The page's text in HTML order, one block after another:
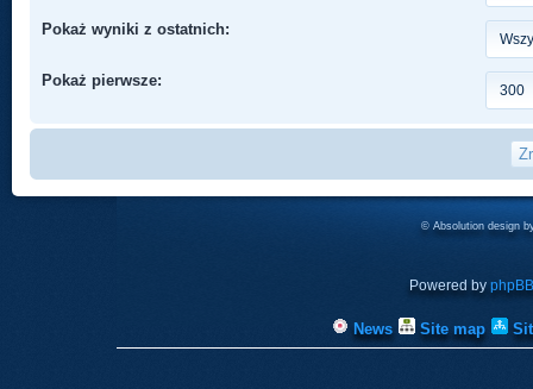
Pokaż wyniki z ostatnich:
Pokaż pierwsze:
© Absolution design
Powered by phpBB
News Site map